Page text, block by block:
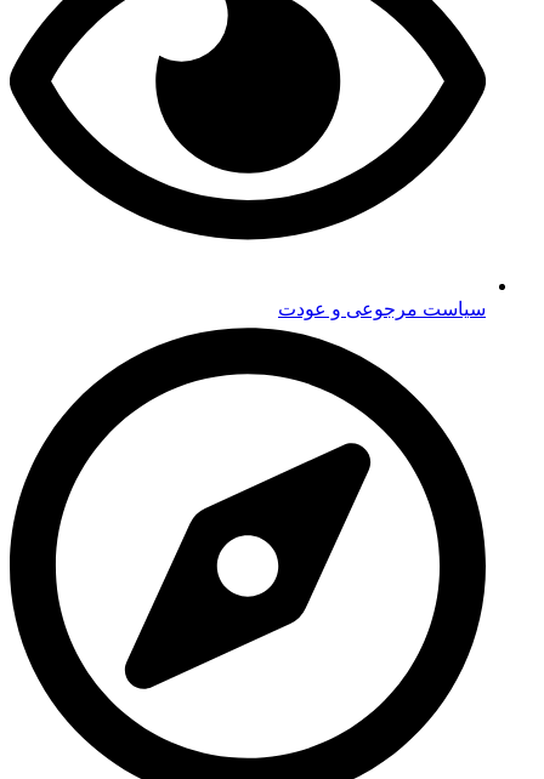
سیاست مرجوعی و عودت